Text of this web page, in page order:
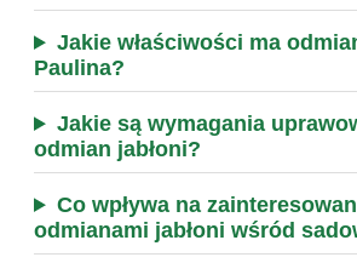
Jakie właściwości ma
Paulina?
Jakie są wymagania
odmian jabłoni?
Co wpływa na
odmianami jabłoni wśród